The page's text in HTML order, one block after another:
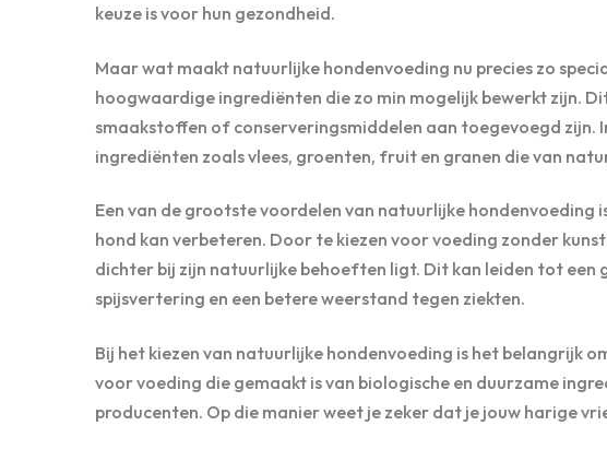
keuze is voor hun gezondheid.
Maar wat maakt natuurlijke hondenvoeding nu precies zo
hoogwaardige ingrediënten die zo min mogelijk bewerkt zijn.
smaakstoffen of conserveringsmiddelen aan toegevoegd
ingrediënten zoals vlees, groenten, fruit en granen die van
Een van de grootste voordelen van natuurlijke
hond kan verbeteren. Door te kiezen voor voeding zonder
dichter bij zijn natuurlijke behoeften ligt. Dit kan leiden tot een
spijsvertering en een betere weerstand tegen ziekten.
Bij het kiezen van natuurlijke hondenvoeding is het belangrijk
voor voeding die gemaakt is van biologische en duurzame
producenten. Op die manier weet je zeker dat je jouw harige